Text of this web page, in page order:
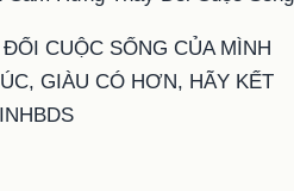
CUỘC SỐNG CỦA MÌNH
GIÀU CÓ HƠN, HÃY KẾT